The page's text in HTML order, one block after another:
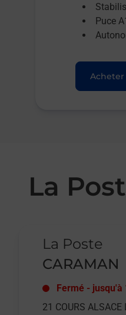
Puce
La
La Poste
CARAMAN
Fermé - jusqu'à
21 COURS ALSACE